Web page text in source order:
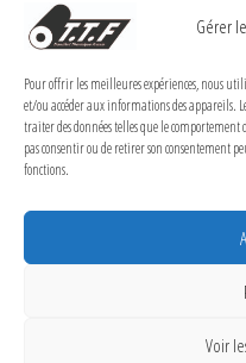
Gérer
Pour offrir les meilleures expériences, nous
et/ou accéder aux informations des appareils.
traiter des données telles que le
pas consentir ou de retirer son consentement
fonctions.
Voir
Politique de confidentialité
Conditions Générales de Vente